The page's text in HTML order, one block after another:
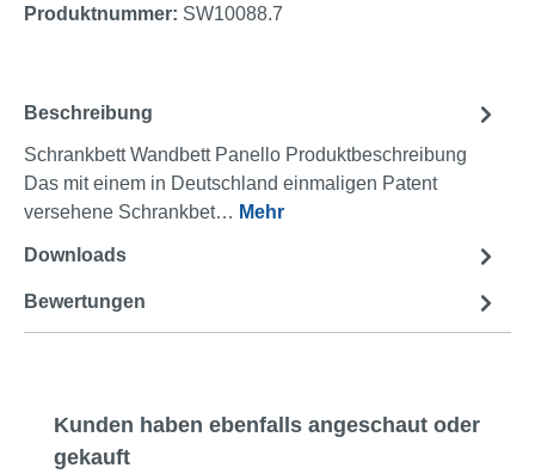
Produktnummer: SW10088.7
Beschreibung
Schrankbett Wandbett Panello Produktbeschreibung
Das mit einem in Deutschland einmaligen Patent
versehene Schrankbet… Mehr
Downloads
Bewertungen
Produktgalerie überspringen
Kunden haben ebenfalls angeschaut oder
gekauft